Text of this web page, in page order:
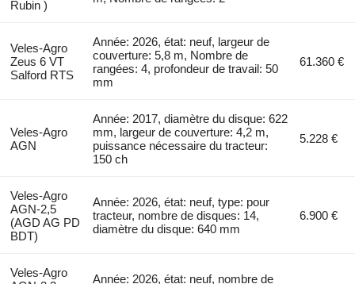
Rubin )
Veles-Agro
Zeus 6 VT
Salford RTS
Année: 2026, état: neuf, largeur de
couverture: 5,8 m, Nombre de
rangées: 4, profondeur de travail: 50
mm
61.360 €
Veles-Agro
AGN
Année: 2017, diamètre du disque: 622
mm, largeur de couverture: 4,2 m,
puissance nécessaire du tracteur:
150 ch
5.228 €
Veles-Agro
AGN-2,5
(AGD AG PD
BDT)
Année: 2026, état: neuf, type: pour
tracteur, nombre de disques: 14,
diamètre du disque: 640 mm
6.900 €
Veles-Agro
Année: 2026, état: neuf, nombre de